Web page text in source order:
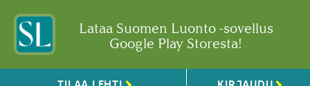
Lataa Suomen Luonto -sovellus
Google Play Storesta!